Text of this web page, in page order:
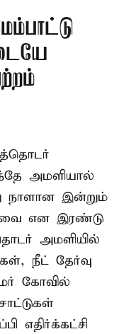
அமளியால்
நாளான இன்றும்
என இரண்டு
அமளியில்
நீட் தேர்வு
கோவில்
எதிர்க்கட்சி